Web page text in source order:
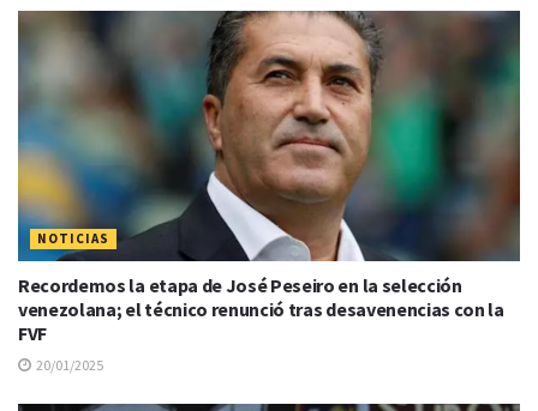
NOTICIAS
Recordemos la etapa de José Peseiro en la selección
venezolana; el técnico renunció tras desavenencias con la
FVF
20/01/2025